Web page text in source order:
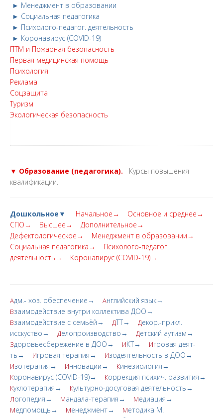
► Менеджмент в образовании
► Социальная педагогика
► Психолого-педагог. деятельность
► Коронавирус (COVID-19)
ПТМ и Пожарная безопасность
Первая медицинская помощь
Психология
Реклама
Соцзащита
Туризм
Экологическая безопасность
▼ Образование (педагогика).
Курсы повышения
квалификации.
Дошкольное▼ Начальное→
Основное и среднее→
СПО→
Высшее→
Дополнительное→
Дефектологическое→
Менеджмент в образовании→
Социальная педагогика→
Психолого-педагог.
деятельность→
Коронавирус (COVID-19)→
Адм.- хоз. обеспечение→ Английский язык→
Взаимодействие внутри коллектива ДОО→
Взаимодействие с семьёй→ ДТТ→ Декор.-прикл.
исскуство→
Делопроизводство→ Детский аутизм→
Здоровьесбережение в ДОО→ ИКТ→ Игровая деят-
ть→
Игровая терапия→ Изодеятельность в ДОО→
Изотерапия→ Инновации→ Кинезиология→
Коронавирус (COVID-19)→ Коррекция психич. развития→
Куклотерапия→ Культурно-досуговая деятельность→
Логопедия→ Мандала-терапия→ Медиация→
Медпомощь→ Менеджмент→ Методика М.